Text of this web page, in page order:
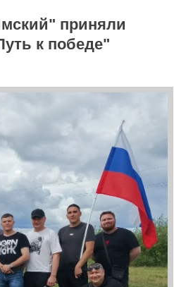
приняли
к победе"